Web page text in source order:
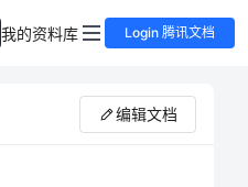
我的资料库 Login 腾讯文档
编辑文档